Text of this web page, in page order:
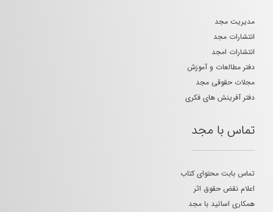
مدیریت مجد
انتشارات مجد
انتشارات امجد
دفتر مطالعات و آموزش
مجلات حقوقی مجد
دفتر آفرینش های فکری
تماس با مجد
تماس بابت محتوای کتاب
اعلام نقض حقوق اثر
همکاری اساتید با مجد